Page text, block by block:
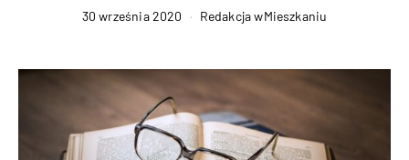
30 września 2020 Redakcja wMieszkaniu